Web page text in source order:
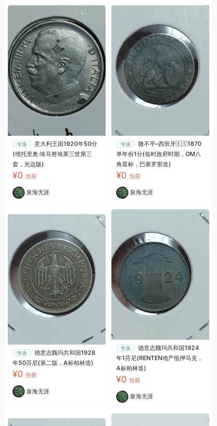
专场
意大利王国1920年50分
(维托里奥·埃马努埃莱三世第三
套，光边版)
¥0 当前
泉海无涯
专场
微不平–西班牙🇪🇸1870
单年份1分(临时政府时期，OM八
角星标，巴塞罗那造)
¥0 当前
泉海无涯
专场
德意志魏玛共和国1928
年50芬尼(第二版，A标柏林造)
¥0 当前
泉海无涯
专场
德意志魏玛共和国1924
年1芬尼(RENTEN地产抵押马克，
A标柏林造)
¥0 当前
泉海无涯